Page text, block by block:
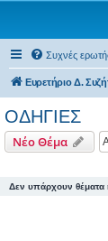
Συχνές
Ευρετήριο Δ.
ΟΔΗΓΙΕΣ
Νέο Θέμα
Δεν υπάρχουν θέματα